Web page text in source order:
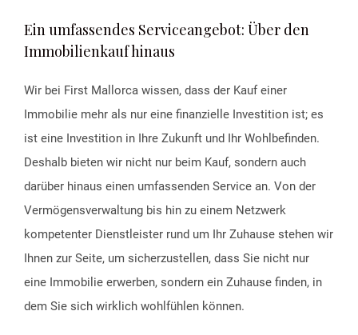
Ein umfassendes Serviceangebot: Über den
Immobilienkauf hinaus
Wir bei First Mallorca wissen, dass der Kauf einer
Immobilie mehr als nur eine finanzielle Investition ist; es
ist eine Investition in Ihre Zukunft und Ihr Wohlbefinden.
Deshalb bieten wir nicht nur beim Kauf, sondern auch
darüber hinaus einen umfassenden Service an. Von der
Vermögensverwaltung bis hin zu einem Netzwerk
kompetenter Dienstleister rund um Ihr Zuhause stehen wir
Ihnen zur Seite, um sicherzustellen, dass Sie nicht nur
eine Immobilie erwerben, sondern ein Zuhause finden, in
dem Sie sich wirklich wohlfühlen können.